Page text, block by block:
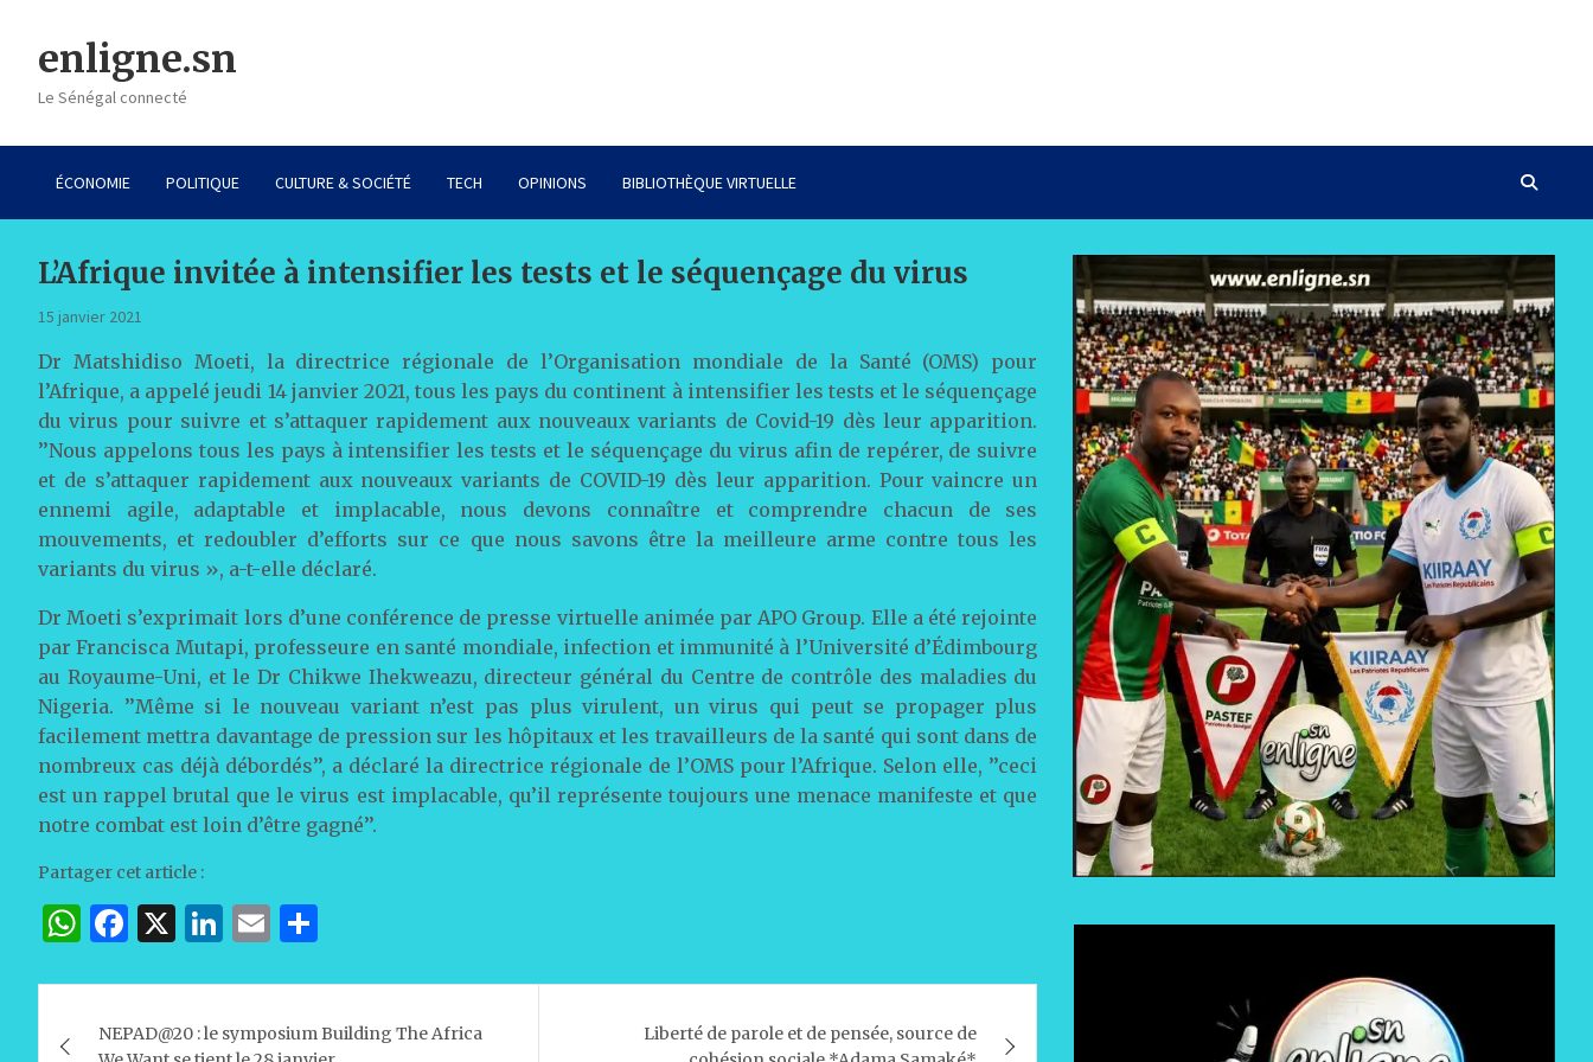
contentenligne.sn
Le Sénégal connecté
ÉCONOMIE POLITIQUE CULTURE & SOCIÉTÉ TECH OPINIONS BIBLIOTHÈQUE VIRTUELLE
L’Afrique invitée à intensifier les tests et le séquençage du virus
15 janvier 2021
Dr Matshidiso Moeti, la directrice régionale de l’Organisation mondiale de la Santé (OMS) pour
l’Afrique, a appelé jeudi 14 janvier 2021, tous les pays du continent à intensifier les tests et le séquençage
du virus pour suivre et s’attaquer rapidement aux nouveaux variants de Covid-19 dès leur apparition.
’’Nous appelons tous les pays à intensifier les tests et le séquençage du virus afin de repérer, de suivre
et de s’attaquer rapidement aux nouveaux variants de COVID-19 dès leur apparition. Pour vaincre un
ennemi agile, adaptable et implacable, nous devons connaître et comprendre chacun de ses
mouvements, et redoubler d’efforts sur ce que nous savons être la meilleure arme contre tous les
variants du virus », a-t-elle déclaré.
Dr Moeti s’exprimait lors d’une conférence de presse virtuelle animée par APO Group. Elle a été rejointe
par Francisca Mutapi, professeure en santé mondiale, infection et immunité à l’Université d’Édimbourg
au Royaume-Uni, et le Dr Chikwe Ihekweazu, directeur général du Centre de contrôle des maladies du
Nigeria. ’’Même si le nouveau variant n’est pas plus virulent, un virus qui peut se propager plus
facilement mettra davantage de pression sur les hôpitaux et les travailleurs de la santé qui sont dans de
nombreux cas déjà débordés’’, a déclaré la directrice régionale de l’OMS pour l’Afrique. Selon elle, ’’ceci
est un rappel brutal que le virus est implacable, qu’il représente toujours une menace manifeste et que
notre combat est loin d’être gagné’’.
Partager cet article :
W
at
F
c
e
X
Li
k
e
E
ai
l
ta
g
NEPAD@20 : le symposium Building The Africa
Liberté de parole et de pensée, source de